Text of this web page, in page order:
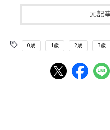
元記
0歳 1歳 2歳 3歳